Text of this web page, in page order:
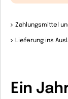
Zahlungsmittel
Lieferung ins
Ein